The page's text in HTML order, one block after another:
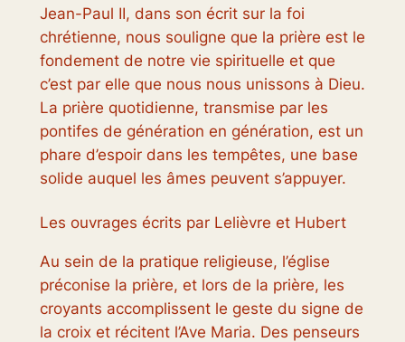
Jean-Paul II, dans son écrit sur la foi
chrétienne, nous souligne que la prière est le
fondement de notre vie spirituelle et que
c’est par elle que nous nous unissons à Dieu.
La prière quotidienne, transmise par les
pontifes de génération en génération, est un
phare d’espoir dans les tempêtes, une base
solide auquel les âmes peuvent s’appuyer.
Les ouvrages écrits par Lelièvre et Hubert
Au sein de la pratique religieuse, l’église
préconise la prière, et lors de la prière, les
croyants accomplissent le geste du signe de
la croix et récitent l’Ave Maria. Des penseurs